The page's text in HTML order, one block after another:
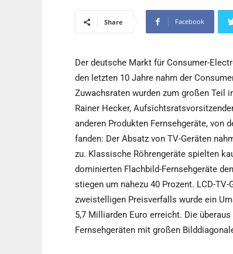
Share Facebook
Der deutsche Markt für Consumer-
den letzten 10 Jahre nahm der
Zuwachsraten wurden zum großen Teil
Rainer Hecker,
anderen Produkten Fernsehgeräte, von
fanden: Der Absatz von TV-Geräten
zu. Klassische Röhrengeräte spielten
dominierten Flachbild-Fernsehgeräte
stiegen um nahezu 40 Prozent. LCD-
zweistelligen Preisverfalls wurde ein
5,7 Milliarden Euro erreicht. Die
Fernsehgeräten mit großen